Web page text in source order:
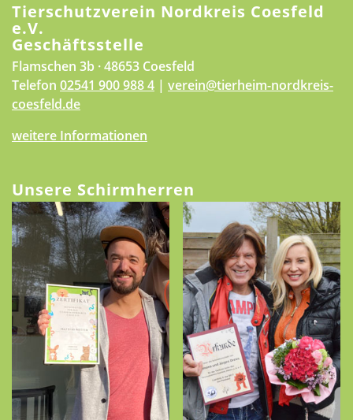
Tierschutzverein Nordkreis Coesfeld
e.V.
Geschäftsstelle
Flamschen 3b · 48653 Coesfeld
Telefon 02541 900 988 4 | verein@tierheim-nordkreis-
coesfeld.de
weitere Informationen
Unsere Schirmherren